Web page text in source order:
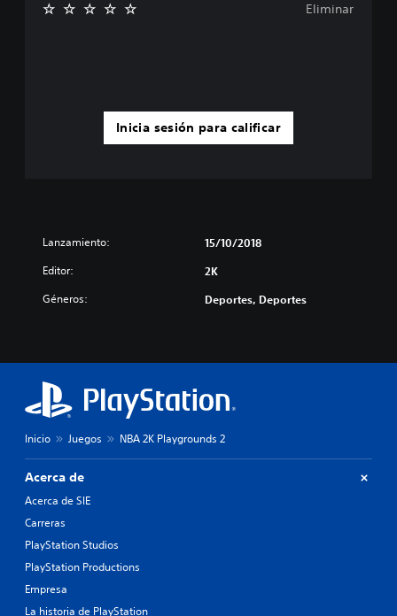
Inicia sesión para calificar
Eliminar
Lanzamiento: 15/10/2018
Editor: 2K
Géneros: Deportes, Deportes
Inicio Juegos NBA 2K Playgrounds 2
Acerca de
Acerca de SIE
Carreras
PlayStation Studios
PlayStation Productions
Empresa
La historia de PlayStation